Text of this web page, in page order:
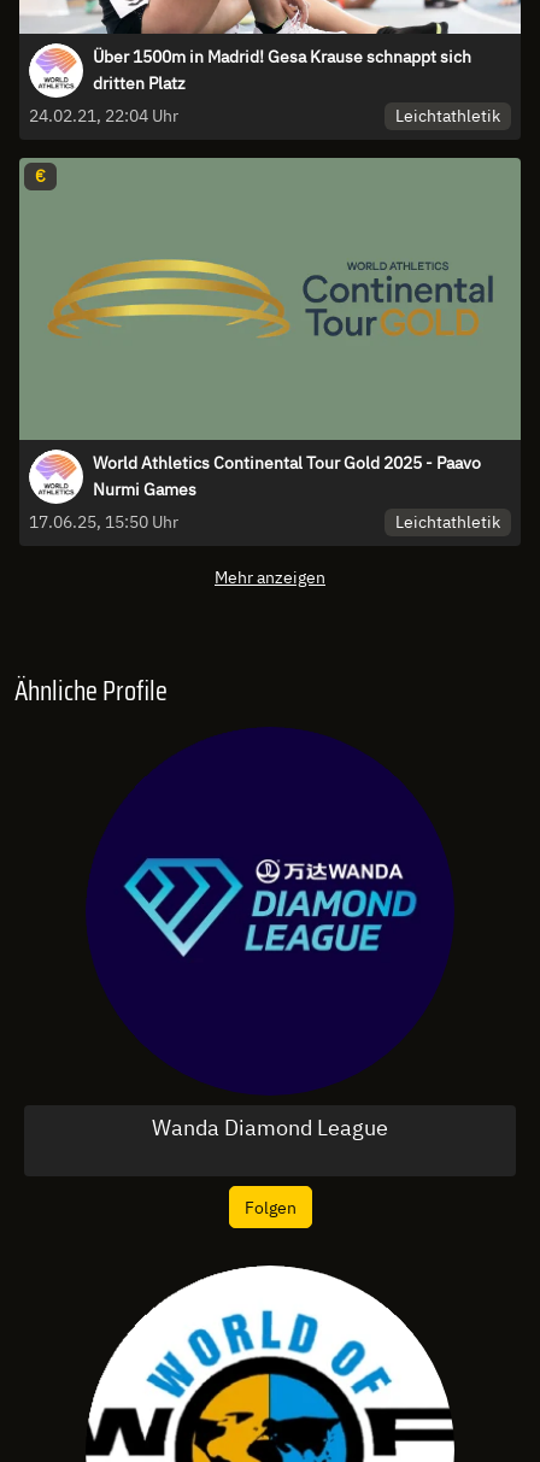
Über 1500m in Madrid! Gesa Krause schnappt sich
dritten Platz
24.02.21, 22:04 Uhr
Leichtathletik
€
World Athletics Continental Tour Gold 2025 - Paavo
Nurmi Games
17.06.25, 15:50 Uhr
Leichtathletik
Mehr anzeigen
Ähnliche Profile
Wanda Diamond League
Folgen